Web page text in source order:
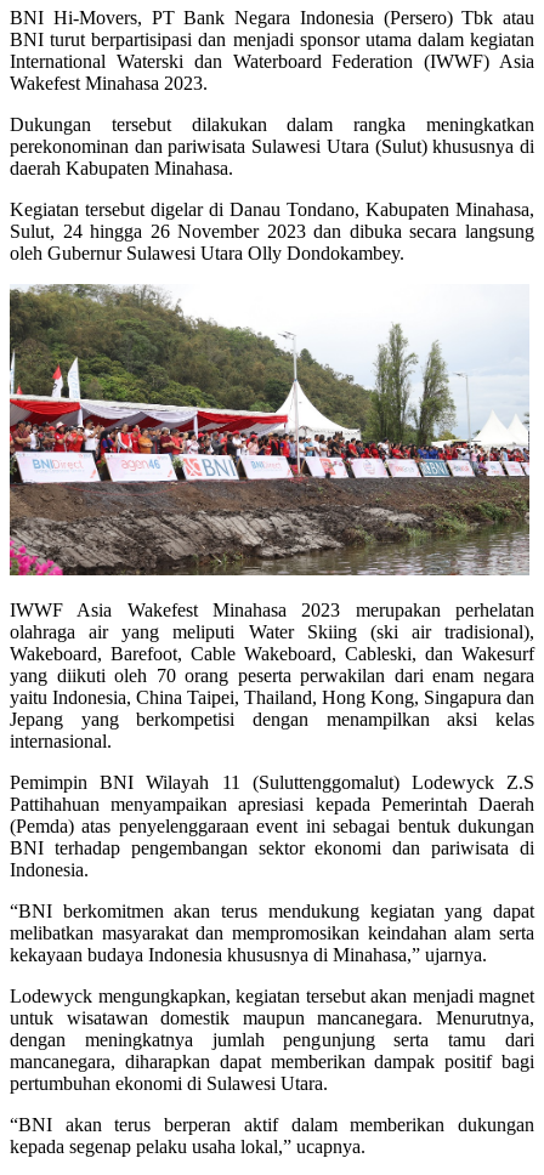
BNI Hi-Movers, PT Bank Negara Indonesia (Persero) Tbk atau
BNI turut berpartisipasi dan menjadi sponsor utama dalam kegiatan
International Waterski dan Waterboard Federation (IWWF) Asia
Wakefest Minahasa 2023.
Dukungan tersebut dilakukan dalam rangka meningkatkan
perekonominan dan pariwisata Sulawesi Utara (Sulut) khususnya di
daerah Kabupaten Minahasa.
Kegiatan tersebut digelar di Danau Tondano, Kabupaten Minahasa,
Sulut, 24 hingga 26 November 2023 dan dibuka secara langsung
oleh Gubernur Sulawesi Utara Olly Dondokambey.
IWWF Asia Wakefest Minahasa 2023 merupakan perhelatan
olahraga air yang meliputi Water Skiing (ski air tradisional),
Wakeboard, Barefoot, Cable Wakeboard, Cableski, dan Wakesurf
yang diikuti oleh 70 orang peserta perwakilan dari enam negara
yaitu Indonesia, China Taipei, Thailand, Hong Kong, Singapura dan
Jepang yang berkompetisi dengan menampilkan aksi kelas
internasional.
Pemimpin BNI Wilayah 11 (Suluttenggomalut) Lodewyck Z.S
Pattihahuan menyampaikan apresiasi kepada Pemerintah Daerah
(Pemda) atas penyelenggaraan event ini sebagai bentuk dukungan
BNI terhadap pengembangan sektor ekonomi dan pariwisata di
Indonesia.
“BNI berkomitmen akan terus mendukung kegiatan yang dapat
melibatkan masyarakat dan mempromosikan keindahan alam serta
kekayaan budaya Indonesia khususnya di Minahasa,” ujarnya.
Lodewyck mengungkapkan, kegiatan tersebut akan menjadi magnet
untuk wisatawan domestik maupun mancanegara. Menurutnya,
dengan meningkatnya jumlah pengunjung serta tamu dari
mancanegara, diharapkan dapat memberikan dampak positif bagi
pertumbuhan ekonomi di Sulawesi Utara.
“BNI akan terus berperan aktif dalam memberikan dukungan
kepada segenap pelaku usaha lokal,” ucapnya.